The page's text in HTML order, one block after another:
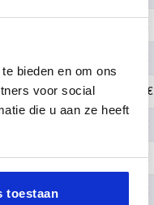
bieden en om ons
voor social
die u aan ze heeft
toestaan
9,47 €
9,85 €
10,03 €
8,61 €
9,24 €
9,50 €